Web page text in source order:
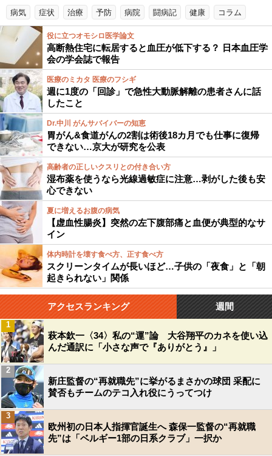
病気 症状 治療 予防 病院 闘病記 健康 コラム
役に立つオモシロ医学論文
高断熱住宅に転居すると血圧が低下する？ 日本血圧学
会の学会誌で報告
医療のミカタ 医療のフシギ
週に1度の「回診」で急性大動脈解離の患者さんに話
したこと
Dr.中川 がんサバイバーの知恵
胃がん&食道がんの2割は術後18カ月でも仕事に復帰
できない…京大が研究を公表
高齢者の正しいクスリとの付き合い方
湿布薬を使うなら光線過敏症に注意…剥がした後も安
心できない
夏に増えるお腹の病気
【虚血性腸炎】突然の左下腹部痛と血便が典型的なサ
イン
体内時計を壊す食べ方、正す食べ方
スクリーンタイムが長いほど…子供の「夜食」と「朝
起きられない」関係
アクセスランキング 週間
萩本欽一〈34〉私の“運”論 大谷翔平のカネを使い込
んだ通訳に「小さな声で『ありがとう』」
1
新庄監督の“再就職先”に挙がるまさかの球団 采配に
賛否もチームのテコ入れ役にうってつけ
2
欧州初の日本人指揮官誕生へ 森保一監督の“再就職
先”は「ベルギー1部の日系クラブ」一択か
3